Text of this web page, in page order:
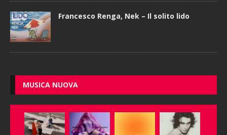
Francesco Renga, Nek – Il solito lido
MUSICA NUOVA